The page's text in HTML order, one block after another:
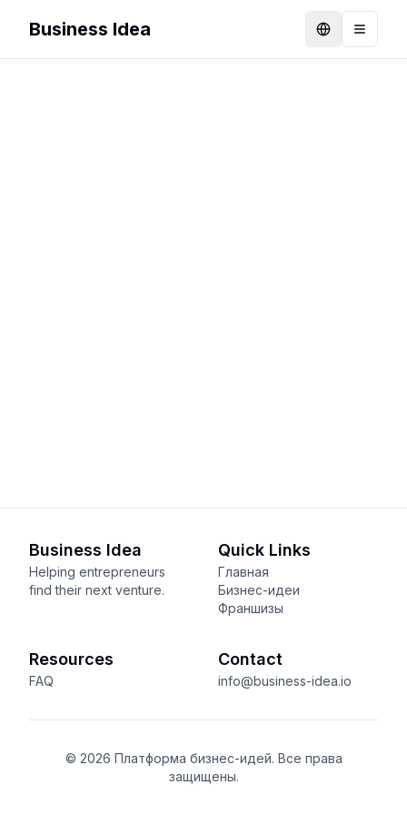
Business Idea LanguageToggle
Business Idea
Helping entrepreneurs
find their next venture.
Quick Links
Главная
Бизнес-идеи
Франшизы
Resources
FAQ
Contact
info@business-idea.io
© 2026 Платформа бизнес-идей. Все права
защищены.